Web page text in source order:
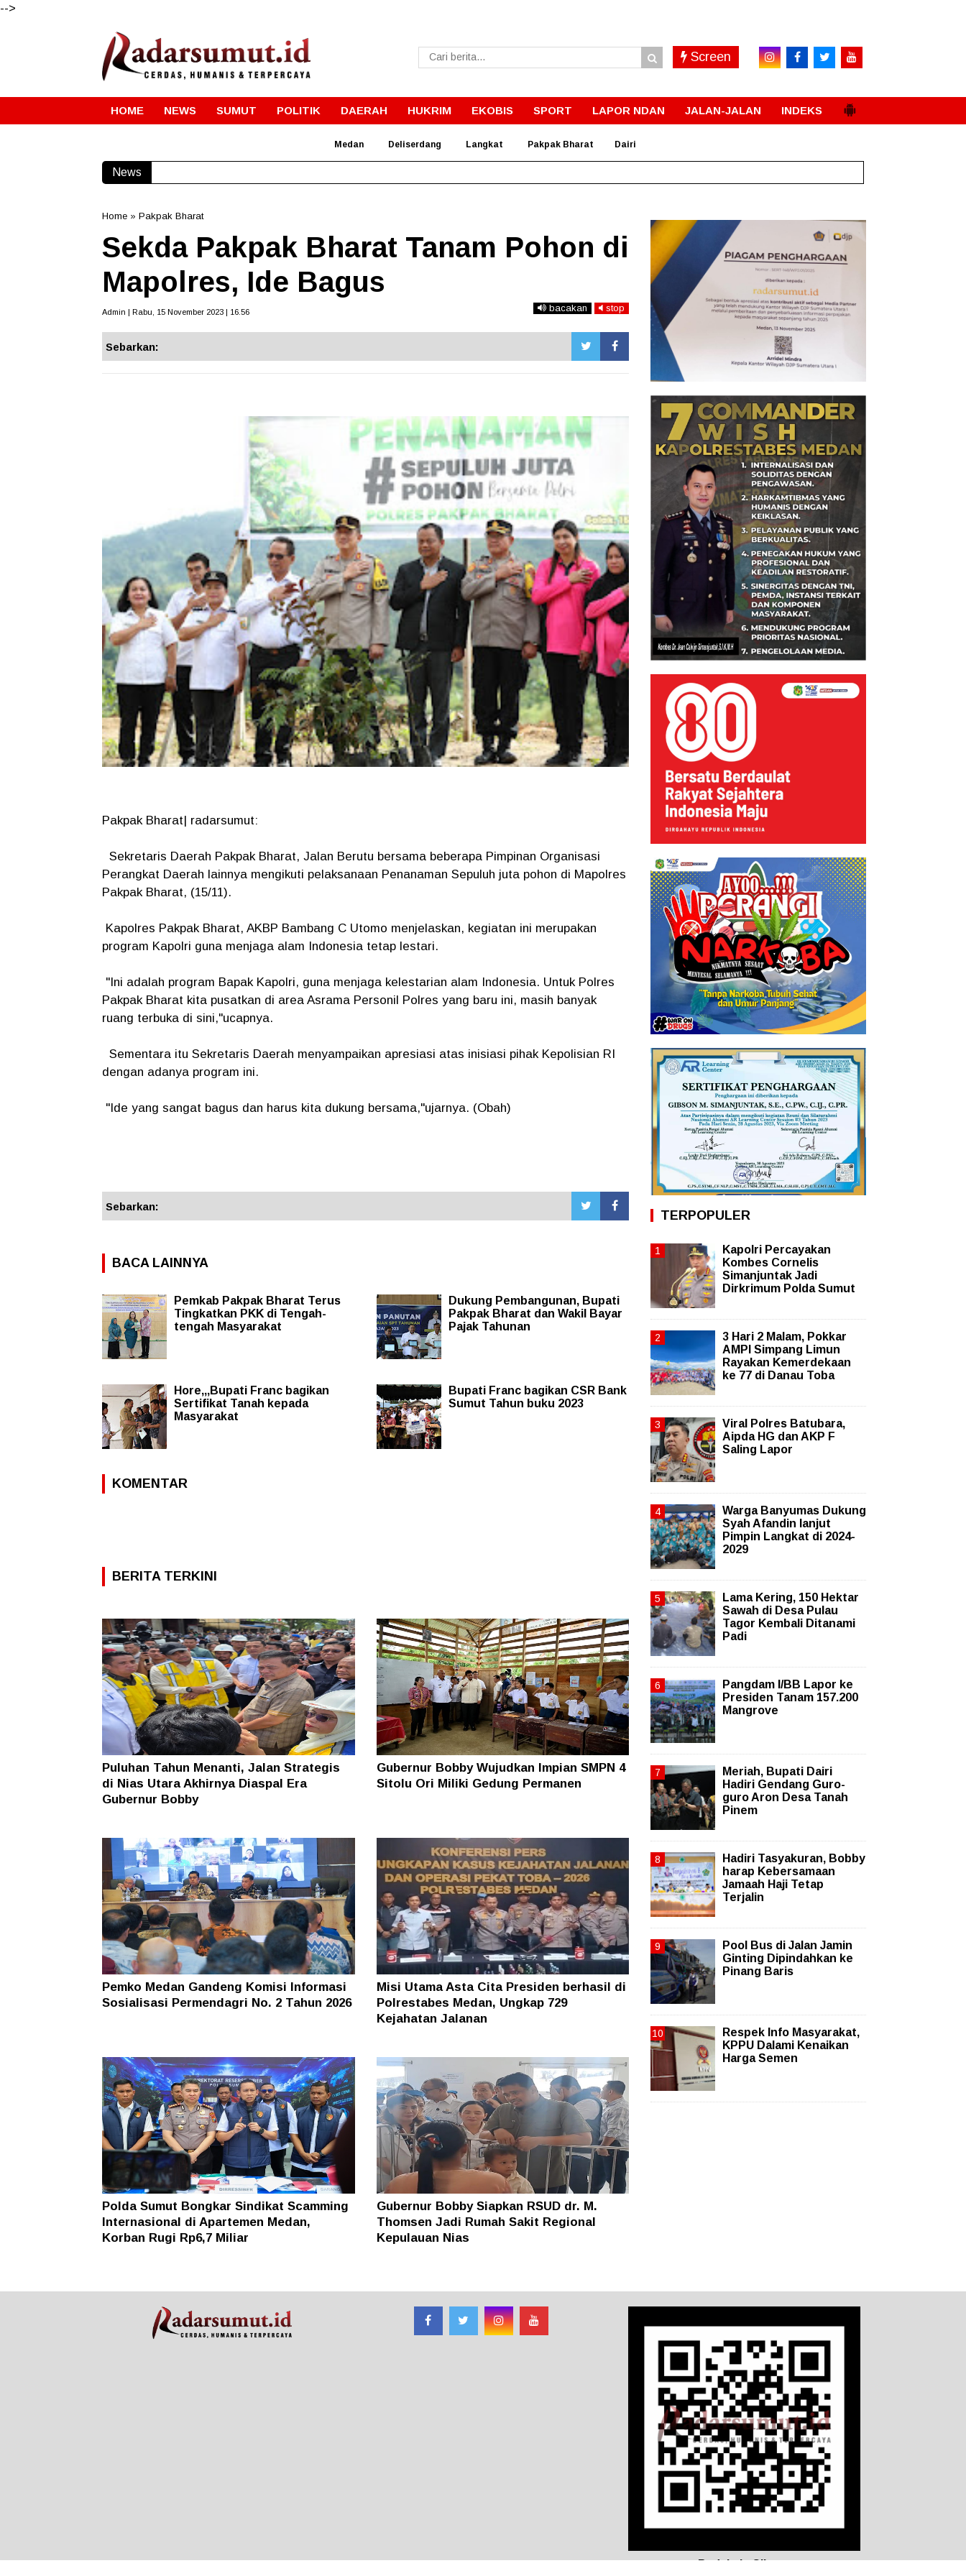
-->
Screen
HOME NEWS SUMUT POLITIK DAERAH HUKRIM EKOBIS SPORT LAPOR NDAN JALAN-JALAN INDEKS
Medan Deliserdang Langkat Pakpak Bharat Dairi
News
Home » Pakpak Bharat
Sekda Pakpak Bharat Tanam Pohon di
Mapolres, Ide Bagus
Admin | Rabu, 15 November 2023 | 16.56 bacakan stop
Sebarkan:
Pakpak Bharat| radarsumut:
Sekretaris Daerah Pakpak Bharat, Jalan Berutu bersama beberapa Pimpinan Organisasi
Perangkat Daerah lainnya mengikuti pelaksanaan Penanaman Sepuluh juta pohon di Mapolres
Pakpak Bharat, (15/11).
Kapolres Pakpak Bharat, AKBP Bambang C Utomo menjelaskan, kegiatan ini merupakan
program Kapolri guna menjaga alam Indonesia tetap lestari.
"Ini adalah program Bapak Kapolri, guna menjaga kelestarian alam Indonesia. Untuk Polres
Pakpak Bharat kita pusatkan di area Asrama Personil Polres yang baru ini, masih banyak
ruang terbuka di sini,"ucapnya.
Sementara itu Sekretaris Daerah menyampaikan apresiasi atas inisiasi pihak Kepolisian RI
dengan adanya program ini.
"Ide yang sangat bagus dan harus kita dukung bersama,"ujarnya. (Obah)
Sebarkan:
BACA LAINNYA
Pemkab Pakpak Bharat Terus
Tingkatkan PKK di Tengah-
tengah Masyarakat
Dukung Pembangunan, Bupati
Pakpak Bharat dan Wakil Bayar
Pajak Tahunan
Hore,,,Bupati Franc bagikan
Sertifikat Tanah kepada
Masyarakat
Bupati Franc bagikan CSR Bank
Sumut Tahun buku 2023
KOMENTAR
BERITA TERKINI
Puluhan Tahun Menanti, Jalan Strategis
di Nias Utara Akhirnya Diaspal Era
Gubernur Bobby
Gubernur Bobby Wujudkan Impian SMPN 4
Sitolu Ori Miliki Gedung Permanen
Pemko Medan Gandeng Komisi Informasi
Sosialisasi Permendagri No. 2 Tahun 2026
Misi Utama Asta Cita Presiden berhasil di
Polrestabes Medan, Ungkap 729
Kejahatan Jalanan
Polda Sumut Bongkar Sindikat Scamming
Internasional di Apartemen Medan,
Korban Rugi Rp6,7 Miliar
Gubernur Bobby Siapkan RSUD dr. M.
Thomsen Jadi Rumah Sakit Regional
Kepulauan Nias
TERPOPULER
Kapolri Percayakan
Kombes Cornelis
Simanjuntak Jadi
Dirkrimum Polda Sumut
3 Hari 2 Malam, Pokkar
AMPI Simpang Limun
Rayakan Kemerdekaan
ke 77 di Danau Toba
Viral Polres Batubara,
Aipda HG dan AKP F
Saling Lapor
Warga Banyumas Dukung
Syah Afandin lanjut
Pimpin Langkat di 2024-
2029
Lama Kering, 150 Hektar
Sawah di Desa Pulau
Tagor Kembali Ditanami
Padi
Pangdam I/BB Lapor ke
Presiden Tanam 157.200
Mangrove
Meriah, Bupati Dairi
Hadiri Gendang Guro-
guro Aron Desa Tanah
Pinem
Hadiri Tasyakuran, Bobby
harap Kebersamaan
Jamaah Haji Tetap
Terjalin
Pool Bus di Jalan Jamin
Ginting Dipindahkan ke
Pinang Baris
Respek Info Masyarakat,
KPPU Dalami Kenaikan
Harga Semen
Redaksi Siber